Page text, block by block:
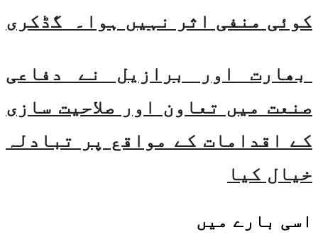
کوئی منفی اثر نہیں ہوا۔ گڈکری
بھارت اور برازیل نے دفاعی
صنعت میں تعاون اور صلاحیت سازی
کے اقدامات کے مواقع پر تبادلہ
خیال کیا
اسی بارے میں